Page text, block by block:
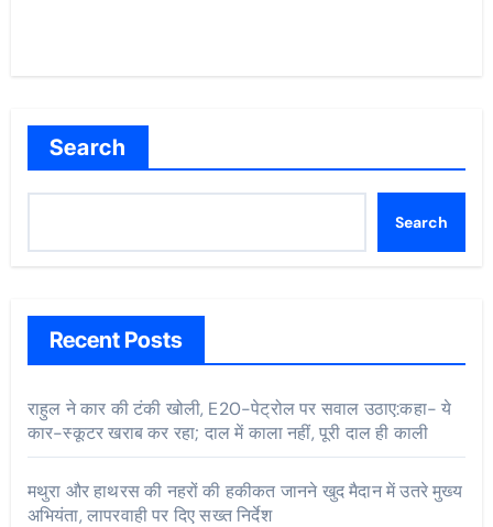
Search
Search
Recent Posts
राहुल ने कार की टंकी खोली, E20-पेट्रोल पर सवाल उठाए:कहा- ये
कार-स्कूटर खराब कर रहा; दाल में काला नहीं, पूरी दाल ही काली
मथुरा और हाथरस की नहरों की हकीकत जानने खुद मैदान में उतरे मुख्य
अभियंता, लापरवाही पर दिए सख्त निर्देश